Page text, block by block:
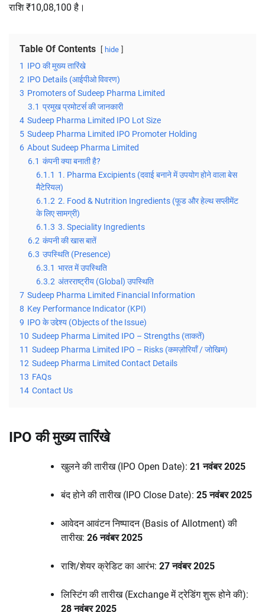
राशि ₹10,08,100 है।
Table Of Contents hide
1 IPO की मुख्य तारिंखे
2 IPO Details (आईपीओ विवरण)
3 Promoters of Sudeep Pharma Limited
3.1 प्रमुख प्रमोटर्स की जानकारी
4 Sudeep Pharma Limited IPO Lot Size
5 Sudeep Pharma Limited IPO Promoter Holding
6 About Sudeep Pharma Limited
6.1 कंपनी क्या बनाती है?
6.1.1 1. Pharma Excipients (दवाई बनाने में उपयोग होने वाला बेस
मैटेरियल)
6.1.2 2. Food & Nutrition Ingredients (फूड और हेल्थ सप्लीमेंट
के लिए सामग्री)
6.1.3 3. Speciality Ingredients
6.2 कंपनी की खास बातें
6.3 उपस्थिति (Presence)
6.3.1 भारत में उपस्थिति
6.3.2 अंतरराष्ट्रीय (Global) उपस्थिति
7 Sudeep Pharma Limited Financial Information
8 Key Performance Indicator (KPI)
9 IPO के उद्देश्य (Objects of the Issue)
10 Sudeep Pharma Limited IPO – Strengths (ताकतें)
11 Sudeep Pharma Limited IPO – Risks (कमज़ोरियाँ / जोखिम)
12 Sudeep Pharma Limited Contact Details
13 FAQs
14 Contact Us
IPO की मुख्य तारिंखे
खुलने की तारीख (IPO Open Date): 21 नवंबर 2025
बंद होने की तारीख (IPO Close Date): 25 नवंबर 2025
आवेदन आवंटन निष्पादन (Basis of Allotment) की
तारीख: 26 नवंबर 2025
राशि/शेयर क्रेडिट का आरंभ: 27 नवंबर 2025
लिस्टिंग की तारीख (Exchange में ट्रेडिंग शुरू होने की):
28 नवंबर 2025